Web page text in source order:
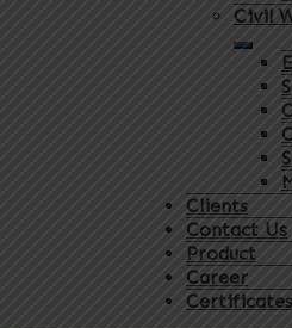
Civil
Clients
Contact Us
Product
Career
Certificates